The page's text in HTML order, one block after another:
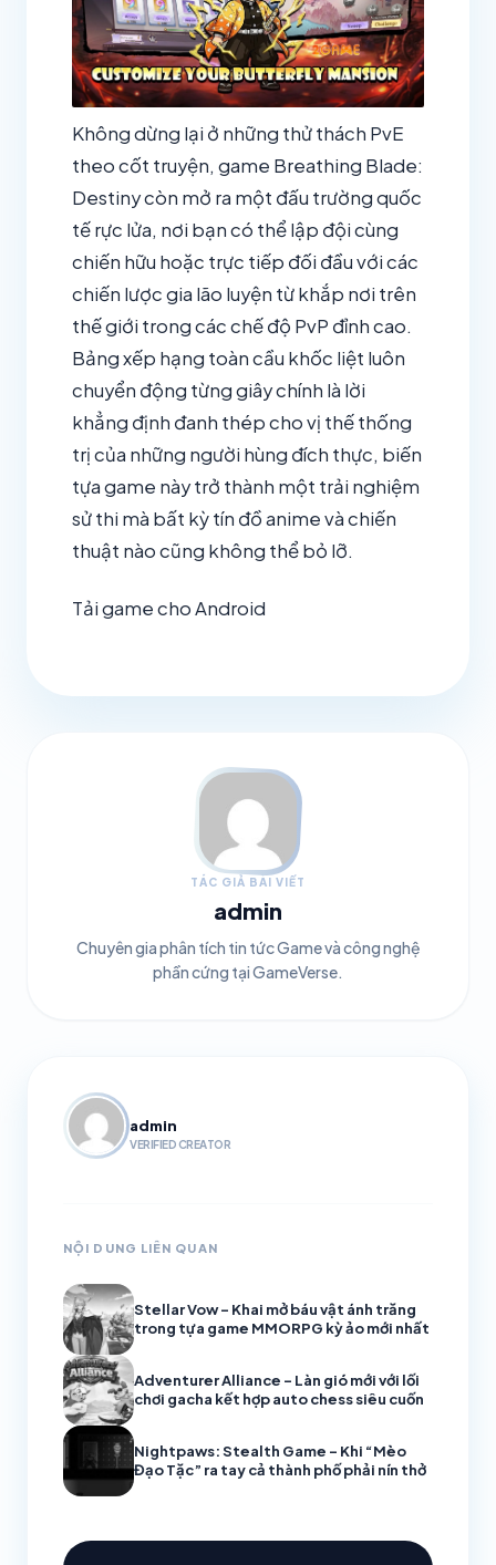
Không dừng lại ở những thử thách PvE
theo cốt truyện, game Breathing Blade:
Destiny còn mở ra một đấu trường quốc
tế rực lửa, nơi bạn có thể lập đội cùng
chiến hữu hoặc trực tiếp đối đầu với các
chiến lược gia lão luyện từ khắp nơi trên
thế giới trong các chế độ PvP đỉnh cao.
Bảng xếp hạng toàn cầu khốc liệt luôn
chuyển động từng giây chính là lời
khẳng định đanh thép cho vị thế thống
trị của những người hùng đích thực, biến
tựa game này trở thành một trải nghiệm
sử thi mà bất kỳ tín đồ anime và chiến
thuật nào cũng không thể bỏ lỡ.
Tải game cho Android
TÁC GIẢ BÀI VIẾT
admin
Chuyên gia phân tích tin tức Game và công nghệ
phần cứng tại GameVerse.
admin
VERIFIED CREATOR
NỘI DUNG LIÊN QUAN
Stellar Vow – Khai mở báu vật ánh trăng
trong tựa game MMORPG kỳ ảo mới nhất
Adventurer Alliance – Làn gió mới với lối
chơi gacha kết hợp auto chess siêu cuốn
Nightpaws: Stealth Game – Khi “Mèo
Đạo Tặc” ra tay cả thành phố phải nín thở